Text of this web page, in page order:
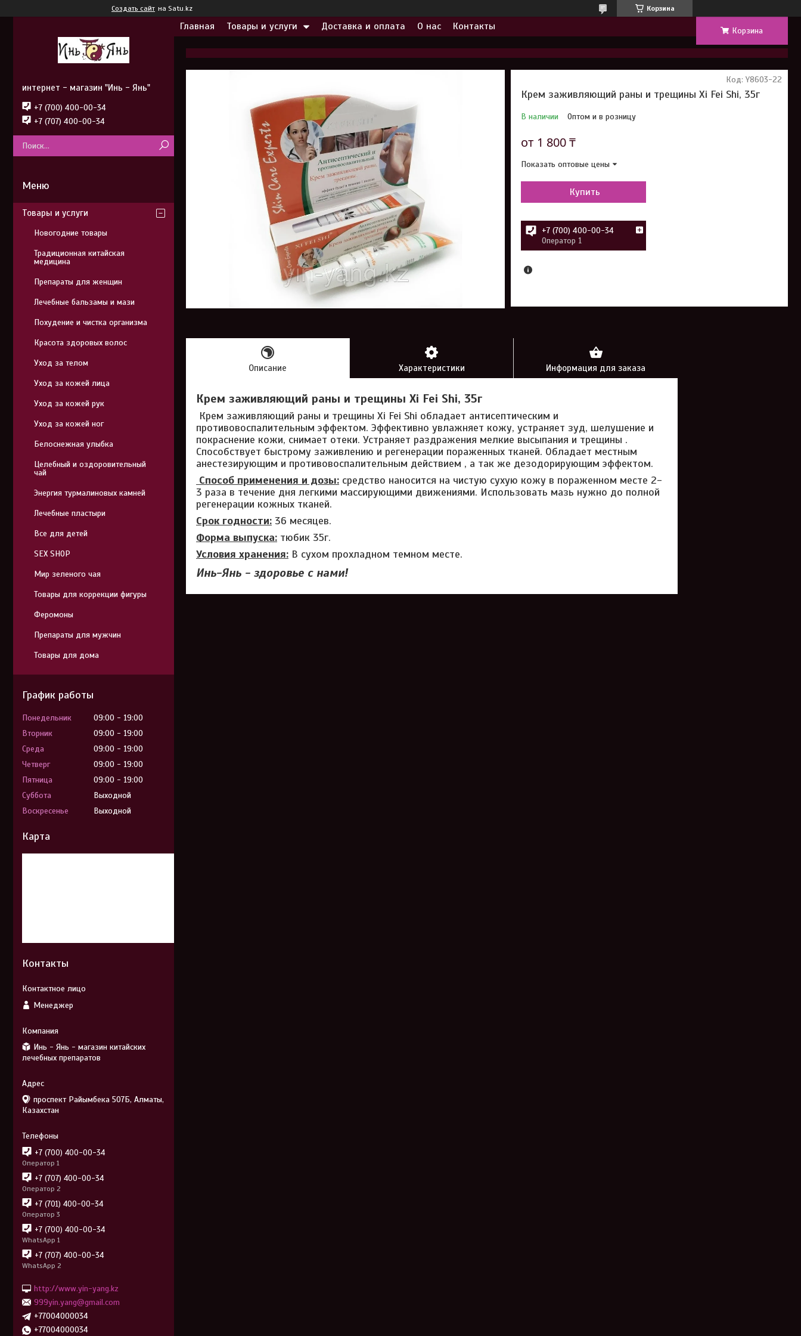
Создать сайт на Satu.kz Корзина
Главная Товары и услуги Доставка и оплата О нас Контакты Корзина
Крем заживляющий раны и трещины Xi Fei Shi, 35г
В наличии Оптом и в розницу
Код: Y8603-22
от 1 800 ₸
Показать оптовые цены
Купить
+7 (700) 400-00-34
Оператор 1
Описание Характеристики Информация для заказа
Крем заживляющий раны и трещины Xi Fei Shi, 35г
Крем заживляющий раны и трещины Xi Fei Shi обладает антисептическим и
противовоспалительным эффектом. Эффективно увлажняет кожу, устраняет зуд, шелушение и
покраснение кожи, снимает отеки. Устраняет раздражения мелкие высыпания и трещины .
Способствует быстрому заживлению и регенерации пораженных тканей. Обладает местным
анестезирующим и противовоспалительным действием , а так же дезодорирующим эффектом.
Способ применения и дозы: средство наносится на чистую сухую кожу в пораженном месте 2-
3 раза в течение дня легкими массирующими движениями. Использовать мазь нужно до полной
регенерации кожных тканей.
Срок годности: 36 месяцев.
Форма выпуска: тюбик 35г.
Условия хранения: В сухом прохладном темном месте.
Инь-Янь - здоровье с нами!
интернет - магазин "Инь - Янь"
+7 (700) 400-00-34
+7 (707) 400-00-34
Товары и услуги
Новогодние товары
Традиционная китайская
медицина
Препараты для женщин
Лечебные бальзамы и мази
Похудение и чистка организма
Красота здоровых волос
Уход за телом
Уход за кожей лица
Уход за кожей рук
Уход за кожей ног
Белоснежная улыбка
Целебный и оздоровительный
чай
Энергия турмалиновых камней
Лечебные пластыри
Все для детей
SEX SHOP
Мир зеленого чая
Товары для коррекции фигуры
Феромоны
Препараты для мужчин
Товары для дома
График работы
Понедельник 09:00
19:00
Вторник
09:00
19:00
Среда
09:00
19:00
Четверг
09:00
19:00
Пятница
09:00
19:00
Суббота
Выходной
Воскресенье
Выходной
Карта
Контакты
Менеджер
Инь - Янь - магазин китайских
лечебных препаратов
проспект Райымбека 507Б, Алматы,
Казахстан
+7 (700) 400-00-34
Оператор 1
+7 (707) 400-00-34
Оператор 2
+7 (701) 400-00-34
Оператор 3
+7 (700) 400-00-34
WhatsApp 1
+7 (707) 400-00-34
WhatsApp 2
http://www.yin-yang.kz
999yin.yang@gmail.com
+77004000034
+77004000034